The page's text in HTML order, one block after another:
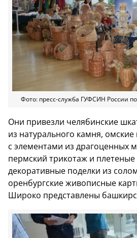
Фото: пресс-служба ГУФСИН России
Они привезли челябинские
из натурального камня,
с элементами из драгоценных
пермский трикотаж и
декоративные поделки из
оренбургские живописные
Широко представлены